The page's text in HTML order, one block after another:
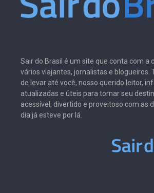
Sair do Brasil é um site que conta com a
vários viajantes, jornalistas e blogueiros.
de levar até você, nosso querido leitor,
atualizadas e úteis para tornar seu
acessível, divertido e proveitoso com as
dia já esteve por lá.